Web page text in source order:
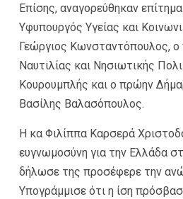
Επίσης, αναγορεύθηκαν
Υφυπουργός Υγείας και
Γεώργιος Κωνσταντόπουλος,
Ναυτιλίας και Νησιωτικής
Κουρουμπλής και ο πρώην
Βασίλης Βαλασόπουλος.
Η κα Φιλίππα Καρσερά
ευγνωμοσύνη για την Ελλάδα
δήλωσε της προσέφερε την
Υπογράμμισε ότι η ίση